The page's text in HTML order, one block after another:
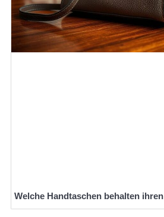
Welche Handtaschen behalten